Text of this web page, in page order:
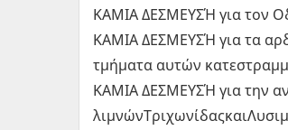
ΚΑΜΙΑ ΔΕΣΜΕΥΣΉ για τον
ΚΑΜΙΑ ΔΕΣΜΕΥΣΉ για τα
τμήματα αυτών
ΚΑΜΙΑ ΔΕΣΜΕΥΣΉ για την